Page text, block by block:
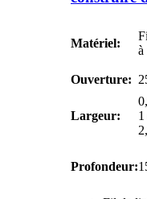
Matériel:
à
Ouverture:
Largeur:
Profondeur: